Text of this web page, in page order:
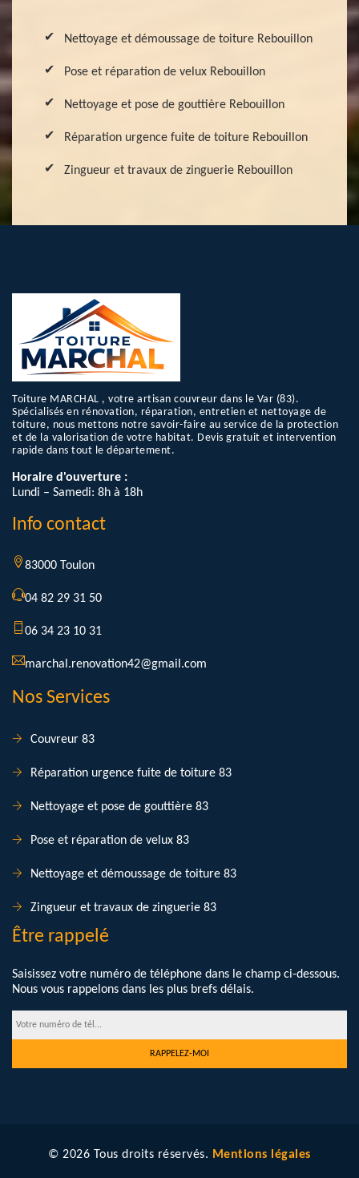
Nettoyage et démoussage de toiture Rebouillon
Pose et réparation de velux Rebouillon
Nettoyage et pose de gouttière Rebouillon
Réparation urgence fuite de toiture Rebouillon
Zingueur et travaux de zinguerie Rebouillon
Toiture MARCHAL , votre artisan couvreur dans le Var (83).
Spécialisés en rénovation, réparation, entretien et nettoyage de
toiture, nous mettons notre savoir-faire au service de la protection
et de la valorisation de votre habitat. Devis gratuit et intervention
rapide dans tout le département.
Horaire d'ouverture :
Lundi – Samedi: 8h à 18h
Info contact
83000 Toulon
04 82 29 31 50
06 34 23 10 31
marchal.renovation42@gmail.com
Nos Services
Couvreur 83
Réparation urgence fuite de toiture 83
Nettoyage et pose de gouttière 83
Pose et réparation de velux 83
Nettoyage et démoussage de toiture 83
Zingueur et travaux de zinguerie 83
Être rappelé
Saisissez votre numéro de téléphone dans le champ ci-dessous.
Nous vous rappelons dans les plus brefs délais.
© 2026 Tous droits réservés. Mentions légales